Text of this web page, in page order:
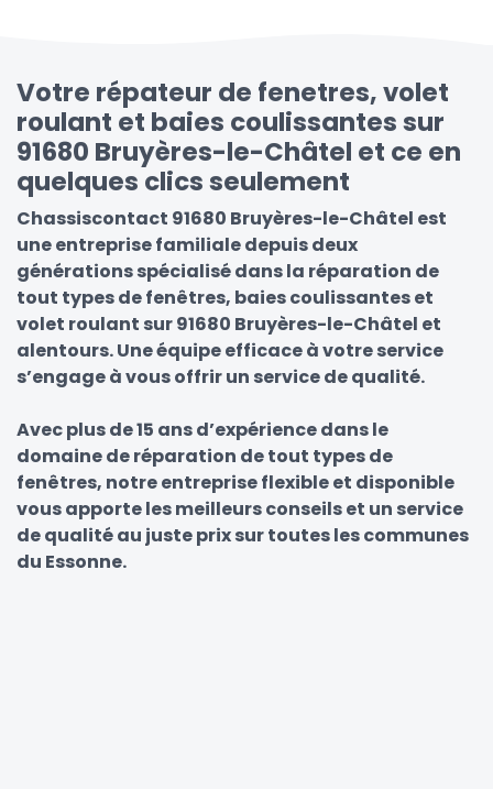
Votre répateur de fenetres, volet
roulant et baies coulissantes sur
91680 Bruyères-le-Châtel et ce en
quelques clics seulement
Chassiscontact 91680 Bruyères-le-Châtel est
une entreprise familiale depuis deux
générations spécialisé dans la réparation de
tout types de fenêtres, baies coulissantes et
volet roulant sur 91680 Bruyères-le-Châtel et
alentours. Une équipe efficace à votre service
s’engage à vous offrir un service de qualité.
Avec plus de 15 ans d’expérience dans le
domaine de réparation de tout types de
fenêtres, notre entreprise flexible et disponible
vous apporte les meilleurs conseils et un service
de qualité au juste prix sur toutes les communes
du Essonne.